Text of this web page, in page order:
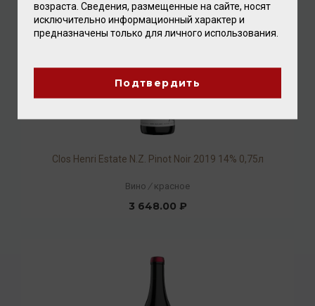
Clos Henri Estate N.Z. Pinot Noir 2019 14% 0,75л
Вино / красное
3 648.00 ₽
возраста. Сведения, размещенные на сайте, носят
исключительно информационный характер и
предназначены только для личного использования.
Подтвердить